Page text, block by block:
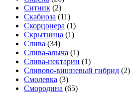
Ситник (2)
Скабиоза (11)
Скорцонера (1)
Скрытница (1)
Слива (34)
Слива-алыча (1)
Слива-нектарин (1)
Сливово-вишневый гибрид (2)
Смолевка (3)
Смородина (65)